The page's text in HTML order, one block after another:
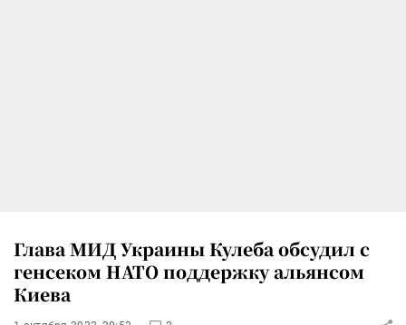
Глава МИД Украины Кулеба обсудил с
генсеком НАТО поддержку альянсом
Киева